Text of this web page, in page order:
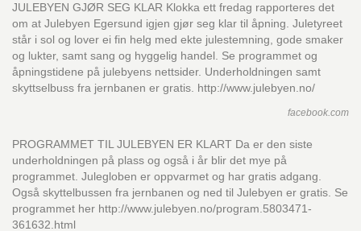
JULEBYEN GJØR SEG KLAR Klokka ett fredag rapporteres det
om at Julebyen Egersund igjen gjør seg klar til åpning. Juletyreet
står i sol og lover ei fin helg med ekte julestemning, gode smaker
og lukter, samt sang og hyggelig handel. Se programmet og
åpningstidene på julebyens nettsider. Underholdningen samt
skyttselbuss fra jernbanen er gratis. http://www.julebyen.no/
facebook.com
PROGRAMMET TIL JULEBYEN ER KLART Da er den siste
underholdningen på plass og også i år blir det mye på
programmet. Julegloben er oppvarmet og har gratis adgang.
Også skyttelbussen fra jernbanen og ned til Julebyen er gratis. Se
programmet her http://www.julebyen.no/program.5803471-
361632.html